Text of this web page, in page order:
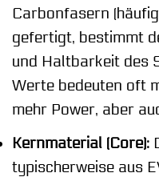
Carbonfasern
gefertigt, bestimmt
und Haltbarkeit des
Werte bedeuten oft
mehr Power, aber
Kernmaterial (Core):
typischerweise aus